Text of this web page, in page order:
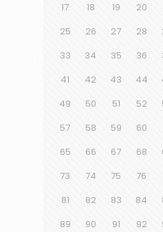
17
18 19 20
25
26 27 28
33
34 35 36
41
42 43 44
49
50 51 52
57
58 59 60
65
66 67 68
73
74 75 76
81
82 83 84
89
90 91 92